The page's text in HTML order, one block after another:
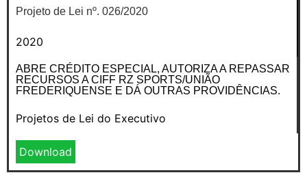
Projeto de Lei nº. 026/2020
2020
ABRE CRÉDITO ESPECIAL, AUTORIZA A REPASSAR
RECURSOS A CIFF RZ SPORTS/UNIÃO
FREDERIQUENSE E DÁ OUTRAS PROVIDÊNCIAS.
Projetos de Lei do Executivo
Download